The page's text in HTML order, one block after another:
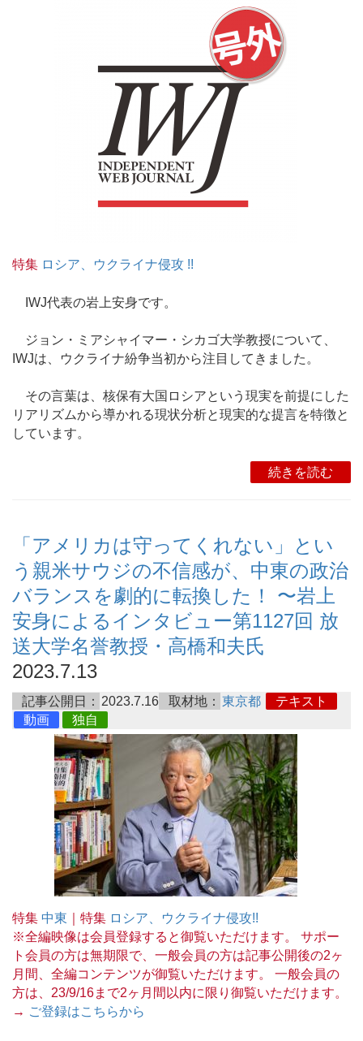
特集 ロシア、ウクライナ侵攻 !!
IWJ代表の岩上安身です。
ジョン・ミアシャイマー・シカゴ大学教授について、
IWJは、ウクライナ紛争当初から注目してきました。
その言葉は、核保有大国ロシアという現実を前提にした
リアリズムから導かれる現状分析と現実的な提言を特徴と
しています。
続きを読む
「アメリカは守ってくれない」とい
う親米サウジの不信感が、中東の政治
バランスを劇的に転換した！ 〜岩上
安身によるインタビュー第1127回 放
送大学名誉教授・高橋和夫氏
2023.7.13
記事公開日： 2023.7.16 取材地： 東京都
テキスト
動画
独自
特集 中東 ｜特集 ロシア、ウクライナ侵攻!!
※全編映像は会員登録すると御覧いただけます。 サポー
ト会員の方は無期限で、一般会員の方は記事公開後の2ヶ
月間、全編コンテンツが御覧いただけます。 一般会員の
方は、23/9/16まで2ヶ月間以内に限り御覧いただけます。
→ ご登録はこちらから